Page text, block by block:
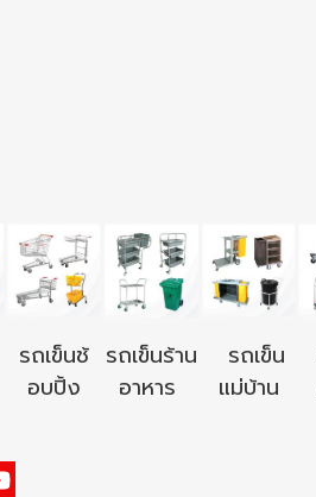
รถเข็นช้
อบปิ้ง
รถเข็นร้าน
อาหาร
รถเข็น
แม่บ้าน